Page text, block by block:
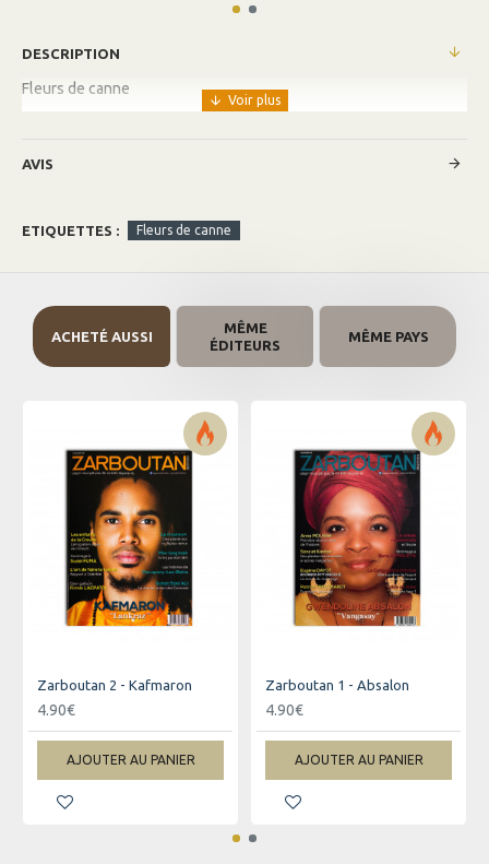
DESCRIPTION
Fleurs de canne
AVIS
ETIQUETTES : Fleurs de canne
ACHETÉ AUSSI
MÊME
ÉDITEURS
MÊME PAYS
Zarboutan 2 - Kafmaron
4.90€
AJOUTER AU PANIER
Zarboutan 1 - Absalon
4.90€
AJOUTER AU PANIER